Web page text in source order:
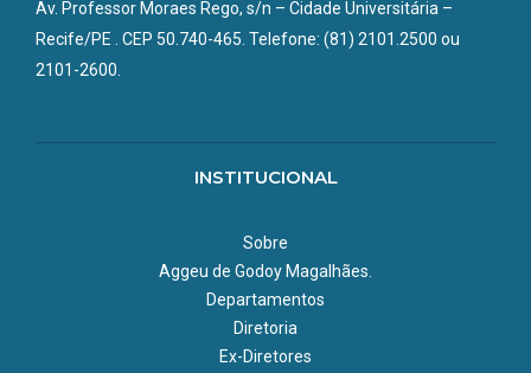
Telefone:55 81 2101-2601
Av. Professor Moraes Rego, s/n – Cidade Universitária –
Recife/PE . CEP 50.740-465. Telefone: (81) 2101.2500 ou
2101-2600.
INSTITUCIONAL
Sobre
Aggeu de Godoy Magalhães.
Departamentos
Diretoria
Ex-Diretores